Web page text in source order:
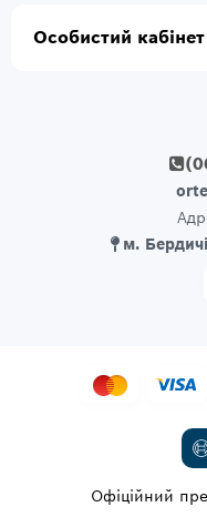
Особистий кабінет
м.
Офіційний